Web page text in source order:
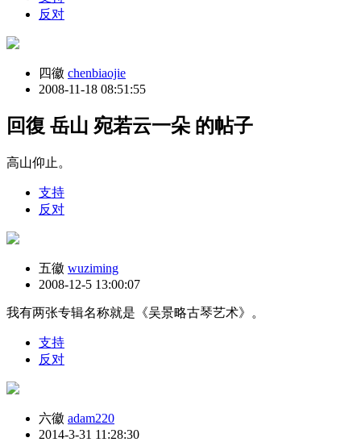
反对
四徽 chenbiaojie
2008-11-18 08:51:55
回復 岳山 宛若云一朵 的帖子
高山仰止。
支持
反对
五徽 wuziming
2008-12-5 13:00:07
我有两张专辑名称就是《吴景略古琴艺术》。
支持
反对
六徽 adam220
2014-3-31 11:28:30